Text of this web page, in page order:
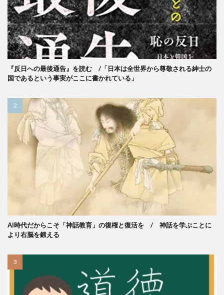
『反日への最後通告』を読む /「日本は全世界から尊敬される紳士の
国であるという事実がここに書かれている」
AI時代だからこそ「神話教育」の復権と復活を / 神話を学ぶことに
より右脳を鍛える